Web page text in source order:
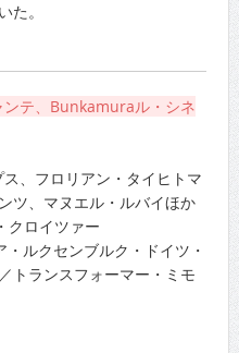
た。
ンテ、Bunkamuraル・シネ
ス、フロリアン・タイヒトマ
ツ、マヌエル・ルバイほか
クロイツァー
・ルクセンブルク・ドイツ・
トランスフォーマー・ミモ